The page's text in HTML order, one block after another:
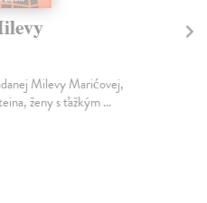
Milevy Marićovej,
ženy s ťažkým ...